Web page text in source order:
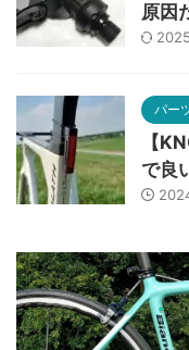
原因
パー
【
で良